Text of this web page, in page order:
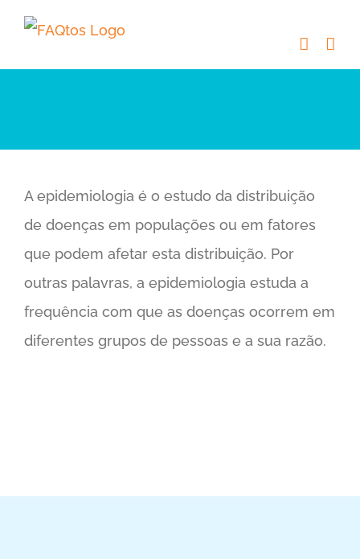
Skip
content
A epidemiologia é o estudo da distribuição
de doenças em populações ou em fatores
que podem afetar esta distribuição. Por
outras palavras, a epidemiologia estuda a
frequência com que as doenças ocorrem em
diferentes grupos de pessoas e a sua razão.